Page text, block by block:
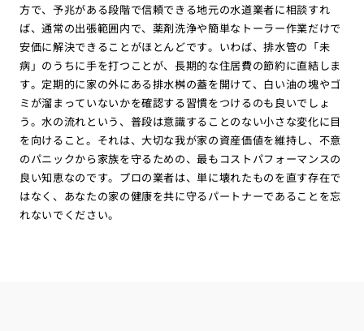
方で、予兆がある段階で信頼できる地元の水道業者に相談すれ
ば、通常の出張範囲内で、薬剤洗浄や簡単なトーラー作業だけで
安価に解決できることがほとんどです。いわば、排水管の「未
病」のうちに手を打つことが、長期的な住居費の節約に直結しま
す。定期的に家の外にある排水桝の蓋を開けて、白い油の塊やゴ
ミが溜まっていないかを確認する習慣をつけるのも良いでしょ
う。水の流れという、普段は意識することのない小さな変化に目
を向けること。それは、大切な我が家の資産価値を維持し、不意
のパニックから家族を守るための、最もコストパフォーマンスの
良い知恵なのです。プロの業者は、単に壊れたものを直す存在で
はなく、あなたの家の健康を共に守るパートナーであることを忘
れないでください。